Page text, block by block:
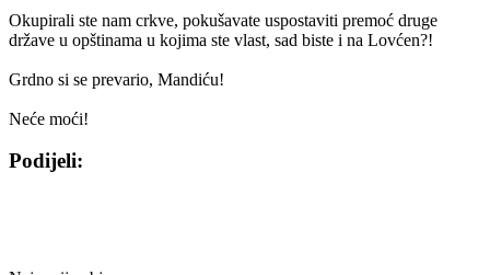
Okupirali ste nam crkve, pokušavate uspostaviti premoć druge
države u opštinama u kojima ste vlast, sad biste i na Lovćen?!
Grdno si se prevario, Mandiću!
Neće moći!
Podijeli: